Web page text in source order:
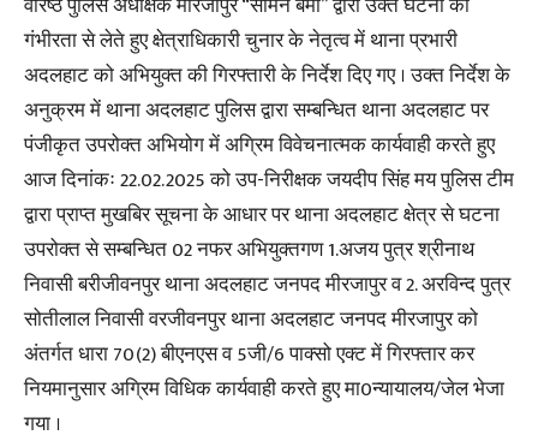
गंभीरता से लेते हुए क्षेत्राधिकारी चुनार के नेतृत्व में थाना प्रभारी
अदलहाट को अभियुक्त की गिरफ्तारी के निर्देश दिए गए । उक्त निर्देश के
अनुक्रम में थाना अदलहाट पुलिस द्वारा सम्बन्धित थाना अदलहाट पर
पंजीकृत उपरोक्त अभियोग में अग्रिम विवेचनात्मक कार्यवाही करते हुए
आज दिनांकः 22.02.2025 को उप-निरीक्षक जयदीप सिंह मय पुलिस टीम
द्वारा प्राप्त मुखबिर सूचना के आधार पर थाना अदलहाट क्षेत्र से घटना
उपरोक्त से सम्बन्धित 02 नफर अभियुक्तगण 1.अजय पुत्र श्रीनाथ
निवासी बरीजीवनपुर थाना अदलहाट जनपद मीरजापुर व 2. अरविन्द पुत्र
सोतीलाल निवासी वरजीवनपुर थाना अदलहाट जनपद मीरजापुर को
अंतर्गत धारा 70(2) बीएनएस व 5जी/6 पाक्सो एक्ट में गिरफ्तार कर
नियमानुसार अग्रिम विधिक कार्यवाही करते हुए मा0न्यायालय/जेल भेजा
गया ।